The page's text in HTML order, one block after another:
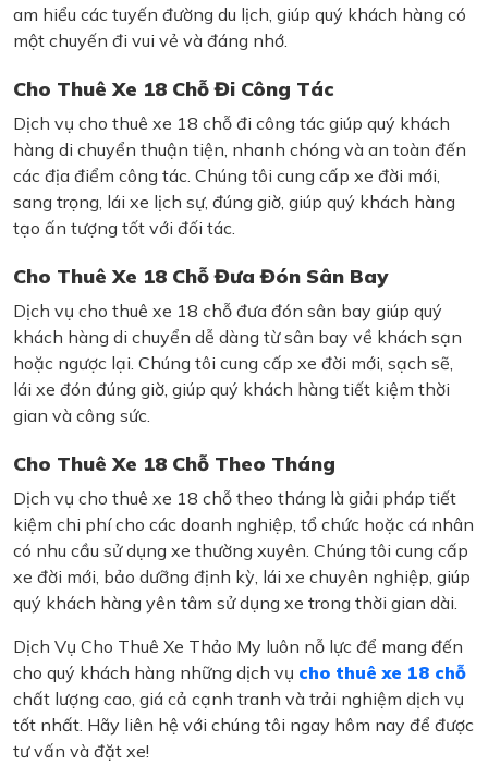
am hiểu các tuyến đường du lịch, giúp quý khách hàng có
một chuyến đi vui vẻ và đáng nhớ.
Cho Thuê Xe 18 Chỗ Đi Công Tác
Dịch vụ cho thuê xe 18 chỗ đi công tác giúp quý khách
hàng di chuyển thuận tiện, nhanh chóng và an toàn đến
các địa điểm công tác. Chúng tôi cung cấp xe đời mới,
sang trọng, lái xe lịch sự, đúng giờ, giúp quý khách hàng
tạo ấn tượng tốt với đối tác.
Cho Thuê Xe 18 Chỗ Đưa Đón Sân Bay
Dịch vụ cho thuê xe 18 chỗ đưa đón sân bay giúp quý
khách hàng di chuyển dễ dàng từ sân bay về khách sạn
hoặc ngược lại. Chúng tôi cung cấp xe đời mới, sạch sẽ,
lái xe đón đúng giờ, giúp quý khách hàng tiết kiệm thời
gian và công sức.
Cho Thuê Xe 18 Chỗ Theo Tháng
Dịch vụ cho thuê xe 18 chỗ theo tháng là giải pháp tiết
kiệm chi phí cho các doanh nghiệp, tổ chức hoặc cá nhân
có nhu cầu sử dụng xe thường xuyên. Chúng tôi cung cấp
xe đời mới, bảo dưỡng định kỳ, lái xe chuyên nghiệp, giúp
quý khách hàng yên tâm sử dụng xe trong thời gian dài.
Dịch Vụ Cho Thuê Xe Thảo My luôn nỗ lực để mang đến
cho quý khách hàng những dịch vụ cho thuê xe 18 chỗ
chất lượng cao, giá cả cạnh tranh và trải nghiệm dịch vụ
tốt nhất. Hãy liên hệ với chúng tôi ngay hôm nay để được
tư vấn và đặt xe!